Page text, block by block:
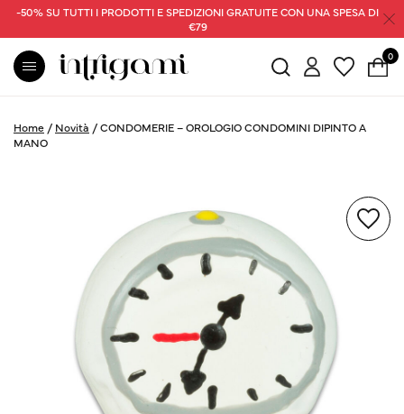
-50% SU TUTTI I PRODOTTI E SPEDIZIONI GRATUITE CON UNA SPESA DI
€79
0
Home / Novità /CONDOMERIE – OROLOGIO CONDOMINI DIPINTO A
MANO